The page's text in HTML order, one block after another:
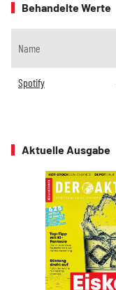
Behandelte Werte
Name
Spotify
Aktuelle Ausgabe